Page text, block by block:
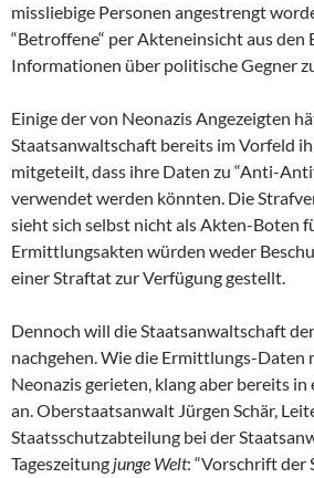
missliebige Personen angestrengt
“Betroffene“ per Akteneinsicht aus
Informationen über politische Gegner
Einige der von Neonazis Angezeigten
Staatsanwaltschaft bereits im Vorfeld
mitgeteilt, dass ihre Daten zu “Anti-
verwendet werden könnten. Die
sieht sich selbst nicht als Akten-Boten
Ermittlungsakten würden weder
einer Straftat zur Verfügung gestellt.
Dennoch will die Staatsanwaltschaft
nachgehen. Wie die Ermittlungs-Daten
Neonazis gerieten, klang aber bereits
an. Oberstaatsanwalt Jürgen Schär,
Staatsschutzabteilung bei der
Tageszeitung junge Welt: “Vorschrift der